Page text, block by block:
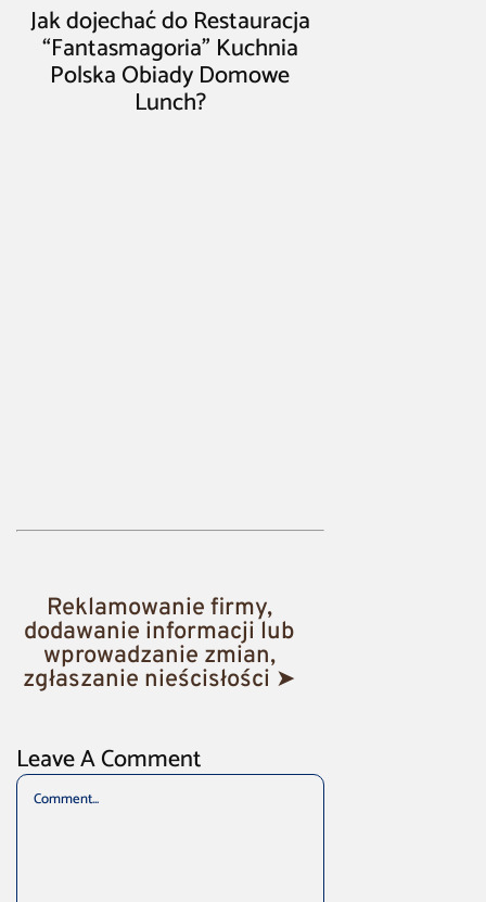
Jak dojechać do Restauracja
“Fantasmagoria” Kuchnia
Polska Obiady Domowe
Lunch?
Reklamowanie firmy,
dodawanie informacji lub
wprowadzanie zmian,
zgłaszanie nieścisłości ➤
Leave A Comment
Comment